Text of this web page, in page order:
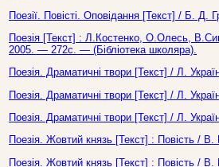
Поезії. Повісті. Оповідання [Текст] / Б.
Поезія [Текст] : Л.Костенко, О.Олесь,
2005. — 272с. — (Бібліотека школяра).
Поезія. Драматичні твори [Текст] / Л.
Поезія. Драматичні твори [Текст] / Л.
Поезія. Драматичні твори [Текст] / Л.
Поезія. Жовтий князь [Текст] : Повість /
Поезія. Жовтий князь [Текст] : Повість /